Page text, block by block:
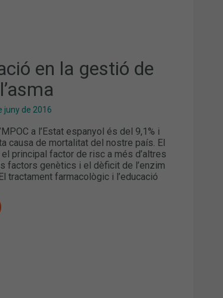
en la gestió de
juny de 2016
a l’Estat espanyol és del 9,1% i
causa de mortalitat del nostre país. El
el principal factor de risc a més d’altres
factors genètics i el dèficit de l’enzim
tractament farmacològic i l’educació